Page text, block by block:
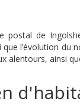
postal de
l’évolution du
alentours, ainsi